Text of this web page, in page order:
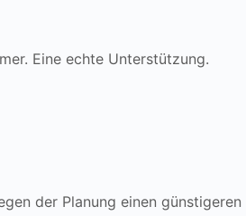
Eine echte Unterstützung.
der Planung einen günstigeren